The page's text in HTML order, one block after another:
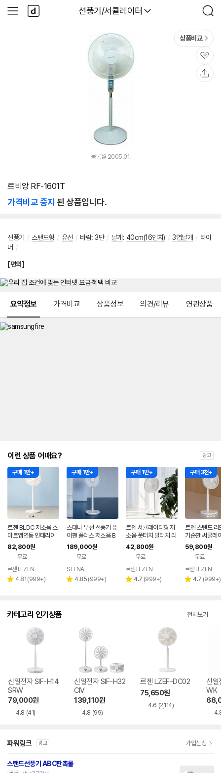
다나와
선풍기/서큘레이터
검
색
사
이
다
나
와
상품비교
관
심
등록월 2005.01.
르비앙 RF-1601T
가격비교 중지 된 상품입니다.
선풍기 / 스탠드형 / 유선 / 바람: 3단 / 날개: 40cm(16인치) / 3엽날개 / 타이
머 /
[편의]
요약정보 가격비교 상품정보 의견/리뷰 연관상품
이런 상품 어때요? 광고
구매 1만+
르젠 BLDC 저소음 스
마트앱연동 인테리어
써큘레이터 선풍기 LZ
EF-DC290 릴리화이
82,800원
무료
르젠 LEZEN
별 4.81 리
(999+)
구매 1만+
스테나 무선 선풍기 퓨
어팬 플러스 저소음 B
LDC 가정용 아기 신생
아
189,000원
무료
STENA
별 4.85 리
(999+)
구매 1만+
르젠 서큘레이터형 저
소음 풋터치 발터치 리
모컨 스탠드형 선풍기
LZEF-R132C
42,800원
무료
르젠 LEZEN
별 4.7 리
(999+)
구매 3천+
르젠 스탠드 리
기순환 써큘레
풍기 LZEF-
59,800원
무료
르젠 LEZEN
별 4.7 리
(999+)
카테고리 인기상품 전체보기
신일전자 SIF-H14
SRW
79,000원
4.8 (41)
신일전자 SIF-H32
CIV
139,110원
4.8 (99)
르젠 LZEF-DC02
75,650원
4.6 (2,114)
신
WK
파워링크 광고 가입신청
스탠드선풍기 ABC판촉물